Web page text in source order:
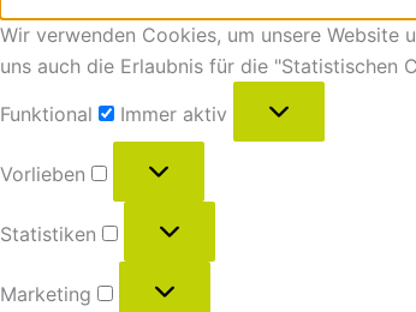
Wir verwenden Cookies, um unsere Website
uns auch die Erlaubnis für die "Statistischen
Funktional
Immer aktiv
Vorlieben
Statistiken
Marketing